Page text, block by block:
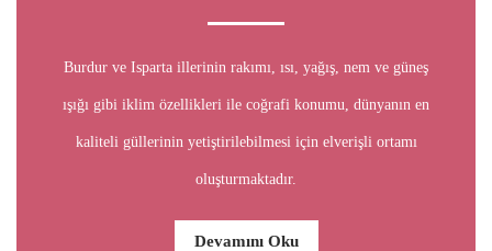
Burdur ve Isparta illerinin rakımı, ısı, yağış, nem ve güneş
ışığı gibi iklim özellikleri ile coğrafi konumu, dünyanın en
kaliteli güllerinin yetiştirilebilmesi için elverişli ortamı
oluşturmaktadır.
Devamını Oku